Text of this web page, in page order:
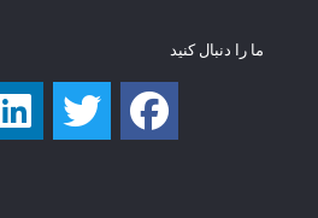
ما را دنبال کنید